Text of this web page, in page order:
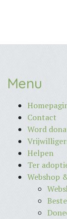
Menu
Contact
Word
Helpen
Ter
Webshop